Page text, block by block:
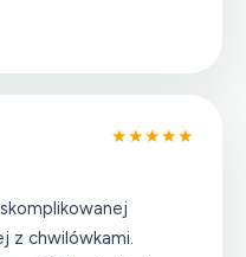
★★★★★
z chwilówkami.